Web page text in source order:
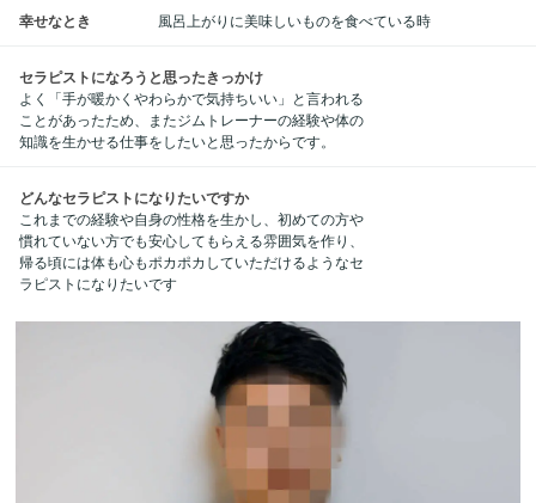
幸せなとき 風呂上がりに美味しいものを食べている時
セラピストになろうと思ったきっかけ
よく「手が暖かくやわらかで気持ちいい」と言われる
ことがあったため、またジムトレーナーの経験や体の
知識を生かせる仕事をしたいと思ったからです。
どんなセラピストになりたいですか
これまでの経験や自身の性格を生かし、初めての方や
慣れていない方でも安心してもらえる雰囲気を作り、
帰る頃には体も心もポカポカしていただけるようなセ
ラピストになりたいです